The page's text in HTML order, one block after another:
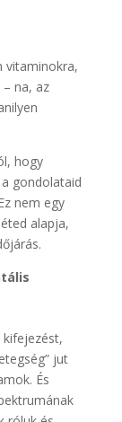
vitaminokra,
na, az
hogy
gondolataid
nem egy
alapja,
kifejezést,
jut
És